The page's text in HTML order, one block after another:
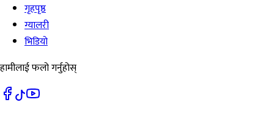
गृहपृष्ठ
ग्यालरी
भिडियो
हामीलाई फलो गर्नुहोस्